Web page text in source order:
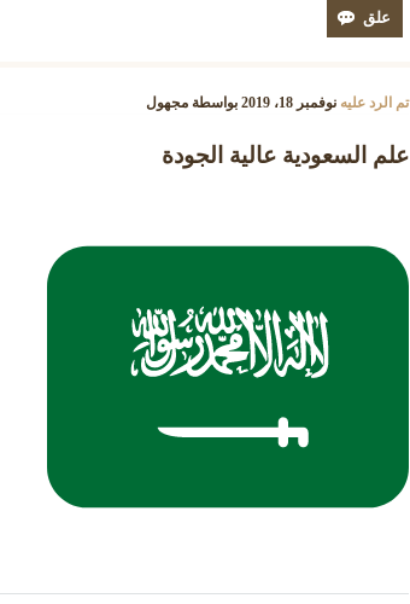
تم الرد عليه نوفمبر 18، 2019 بواسطةمجهول
علم السعودية عالية الجودة